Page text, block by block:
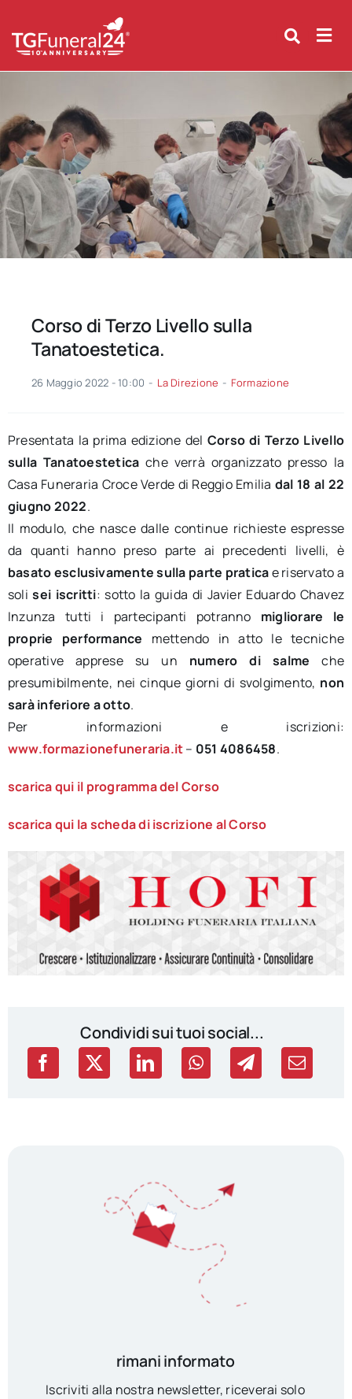
content
Corso di Terzo Livello sulla
Tanatoestetica.
26 Maggio 2022 - 10:00 - La Direzione - Formazione
Presentata la prima edizione del Corso di Terzo Livello
sulla Tanatoestetica che verrà organizzato presso la
Casa Funeraria Croce Verde di Reggio Emilia dal 18 al 22
giugno 2022.
Il modulo, che nasce dalle continue richieste espresse
da quanti hanno preso parte ai precedenti livelli, è
basato esclusivamente sulla parte praticae riservato a
solisei iscritti: sotto la guida di Javier Eduardo Chavez
Inzunza tutti i partecipanti potranno migliorare le
proprie performance mettendo in atto le tecniche
operative apprese su un numero di salme che
presumibilmente, nei cinque giorni di svolgimento, non
sarà inferiore a otto.
Per informazioni e iscrizioni:
www.formazionefuneraria.it– 051 4086458.
scarica qui il programma del Corso
scarica qui la scheda di iscrizione al Corso
Condividi sui tuoi social...
rimani informato
Iscriviti alla nostra newsletter, riceverai solo